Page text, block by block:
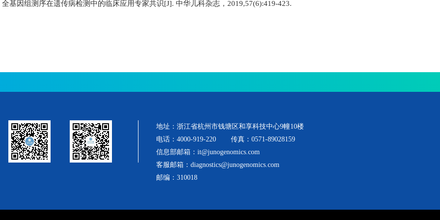
全基因组测序在遗传病检测中的临床应用专家共识[J]. 中华儿科杂志， 2019,57(6):419-423.
地址：浙江省杭州市钱塘区和享科技中心9幢10楼
电话：4000-919-220
传真：0571-89028159
信息部邮箱：it@junogenomics.com
客服邮箱：diagnostics@junogenomics.com
邮编：310018